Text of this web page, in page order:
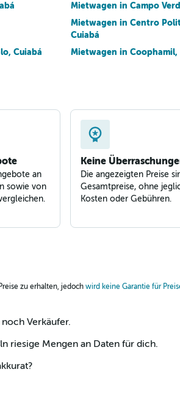
Mietwagen in Campo
Mietwagen in Centro
Cuiabá
Cuiabá Mietwagen in Coophamil,
an
sowie von
Keine
Die angezeigten Preise
Gesamtpreise, ohne
Kosten oder Gebühren.
zu erhalten, jedoch wird keine Garantie für
Verkäufer.
riesige Mengen an Daten für dich.